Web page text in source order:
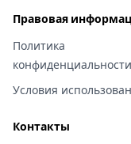
Правовая
Политика
конфиденциальности
Условия
Контакты